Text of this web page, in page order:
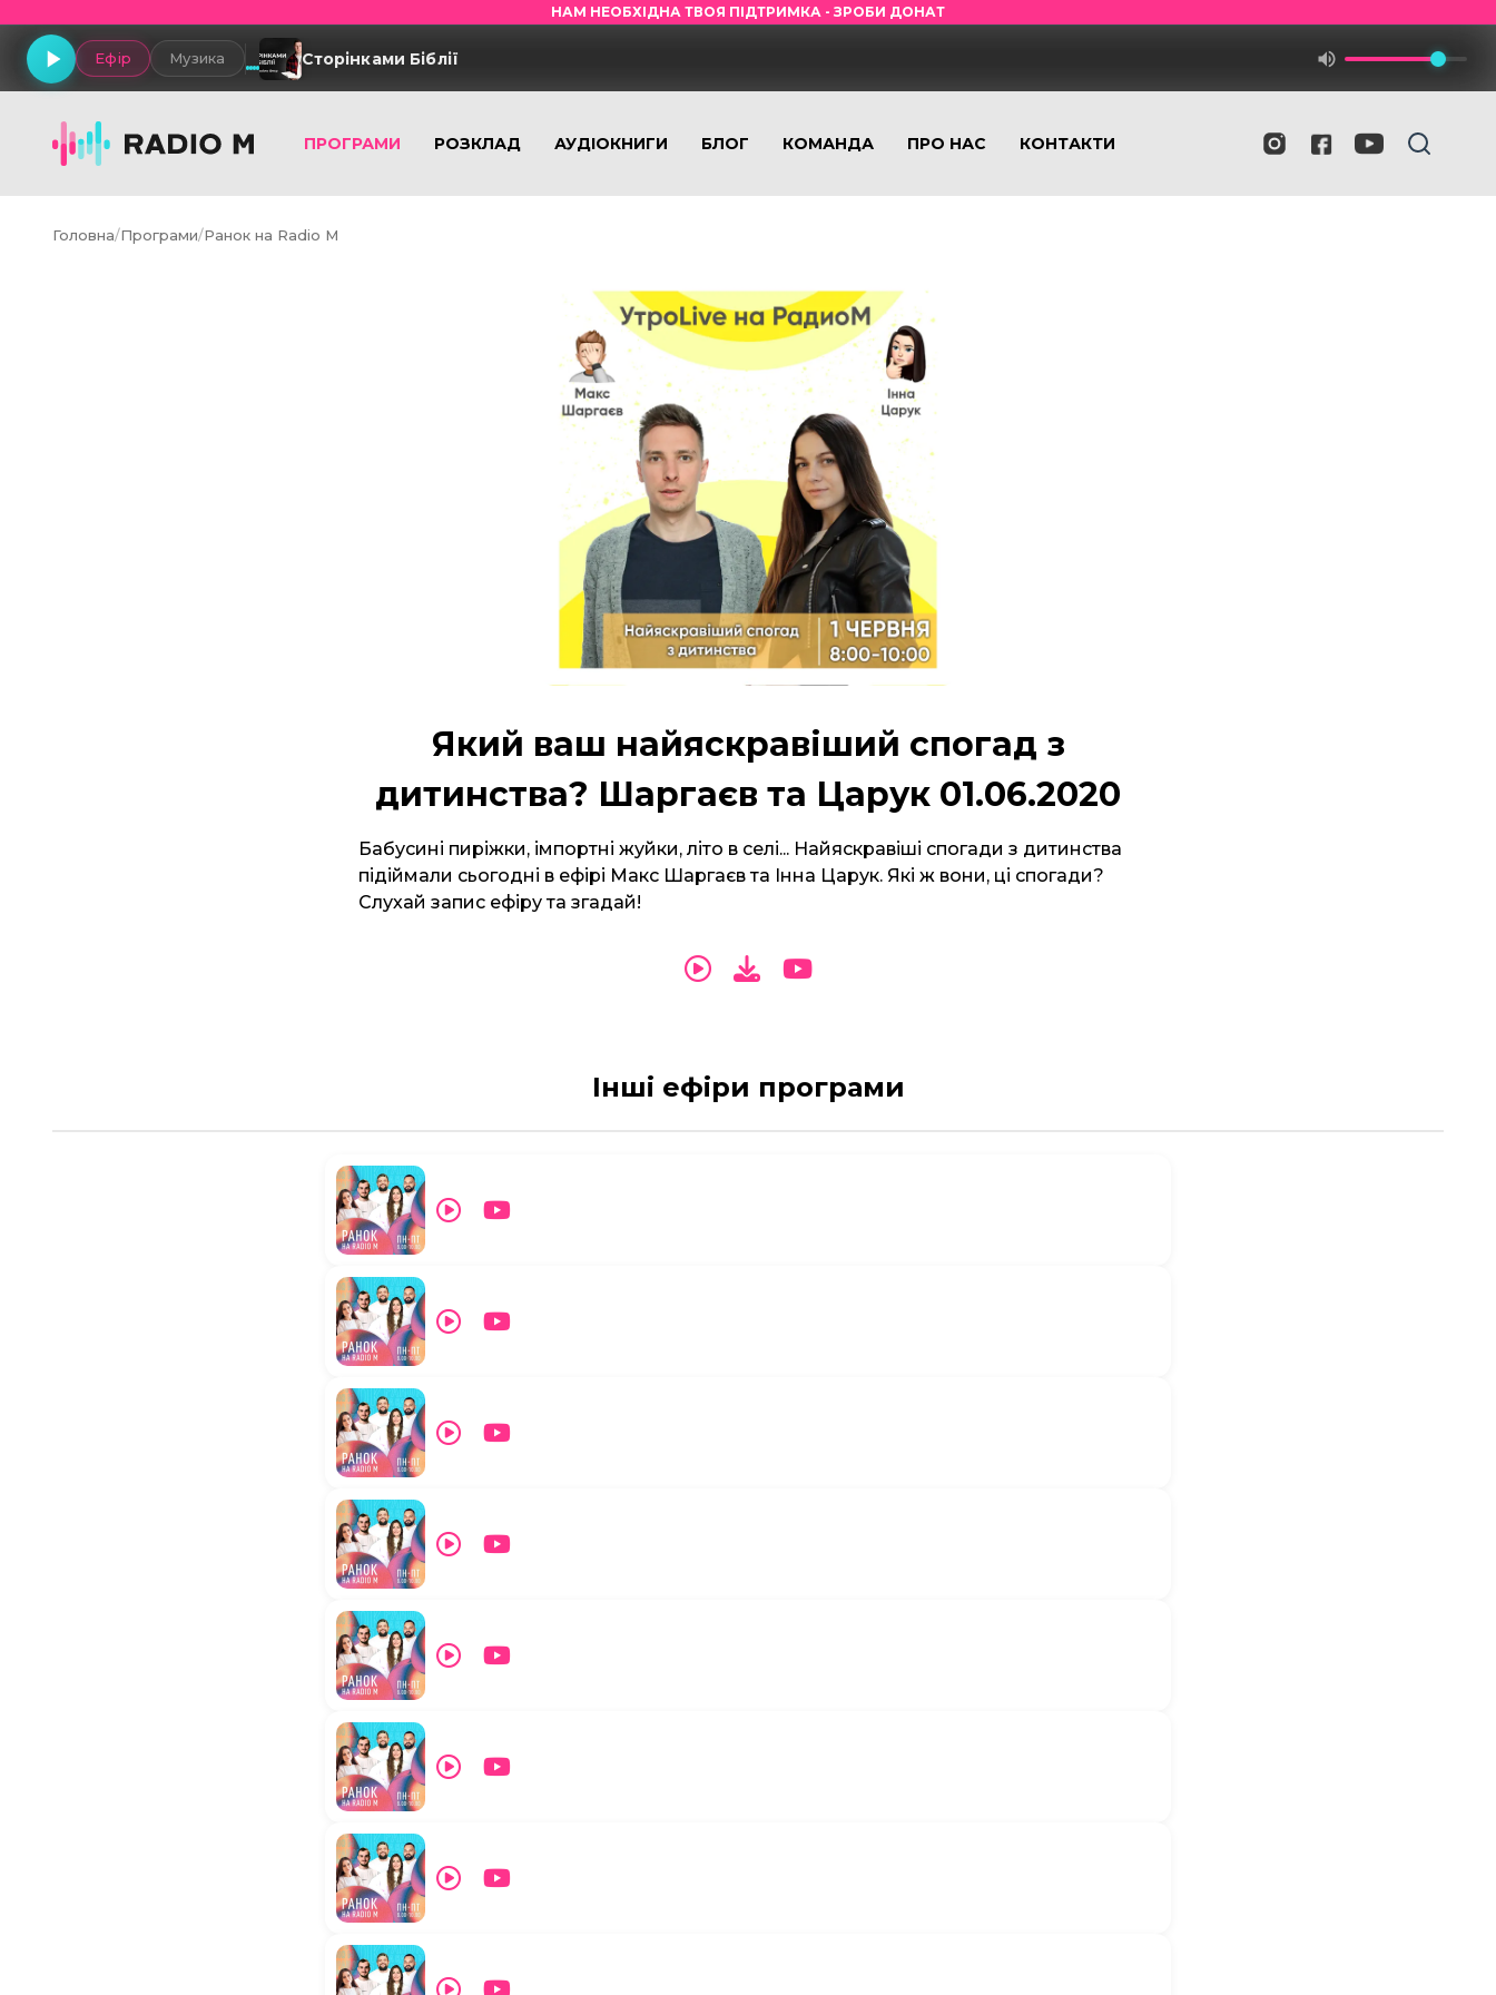
НАМ НЕОБХІДНА ТВОЯ ПІДТРИМКА - ЗРОБИ ДОНАТ
Ефір Музика Сторінками Біблії
ПРОГРАМИ РОЗКЛАД АУДІОКНИГИ БЛОГ КОМАНДА ПРО НАС КОНТАКТИ
Головна/Програми/Ранок на Radio M
Який ваш найяскравіший спогад з
дитинства? Шаргаєв та Царук 01.06.2020
Бабусині пиріжки, імпортні жуйки, літо в селі... Найяскравіші спогади з дитинства
підіймали сьогодні в ефірі Макс Шаргаєв та Інна Царук. Які ж вони, ці спогади?
Слухай запис ефіру та згадай!
Інші ефіри програми